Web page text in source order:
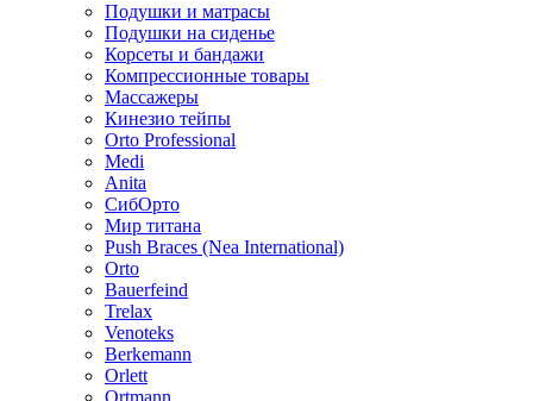
Подушки и матрасы
Подушки на сиденье
Корсеты и бандажи
Компрессионные товары
Массажеры
Кинезио тейпы
Orto Professional
Medi
Anita
СибОрто
Мир титана
Push Braces (Nea International)
Orto
Bauerfeind
Trelax
Venoteks
Berkemann
Orlett